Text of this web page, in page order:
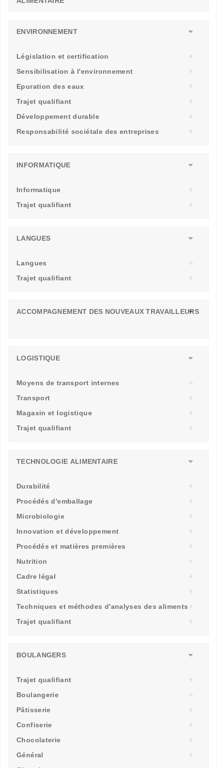
ENVIRONNEMENT
Législation et certification
Sensibilisation à l'environnement
Epuration des eaux
Trajet qualifiant
Développement durable
Responsabilité sociétale des entreprises
INFORMATIQUE
Informatique
Trajet qualifiant
LANGUES
Langues
Trajet qualifiant
ACCOMPAGNEMENT DES NOUVEAUX TRAVAILLEURS
LOGISTIQUE
Moyens de transport internes
Transport
Magasin et logistique
Trajet qualifiant
TECHNOLOGIE ALIMENTAIRE
Durabilité
Procédés d'emballage
Microbiologie
Innovation et développement
Procédés et matières premières
Nutrition
Cadre légal
Statistiques
Techniques et méthodes d'analyses des aliments
Trajet qualifiant
BOULANGERS
Trajet qualifiant
Boulangerie
Pâtisserie
Confiserie
Chocolaterie
Général